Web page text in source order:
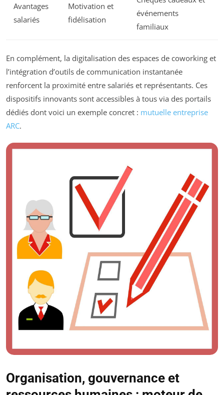
Avantages
salariés
Motivation et
fidélisation
événements
familiaux
En complément, la digitalisation des espaces de coworking et
l’intégration d’outils de communication instantanée
renforcent la proximité entre salariés et représentants. Ces
dispositifs innovants sont accessibles à tous via des portails
dédiés dont voici un exemple concret : mutuelle entreprise
ARC.
Organisation, gouvernance et